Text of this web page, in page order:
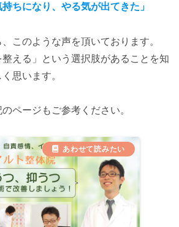
持ちになり、やる気が出てきた」
このような声を頂いております。
整える」という選択肢があることを知
思います。
ページもご参考ください。